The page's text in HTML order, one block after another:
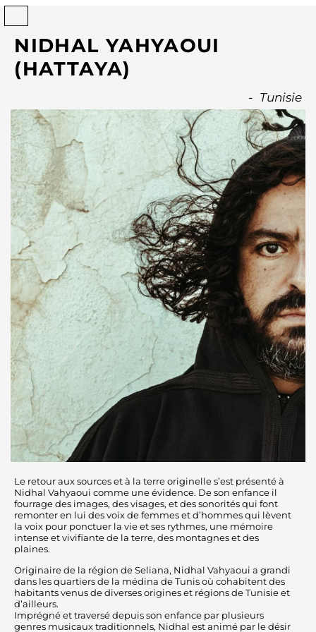
NIDHAL YAHYAOUI
(HATTAYA)
- Tunisie
Le retour aux sources et à la terre originelle s’est présenté à
Nidhal Vahyaoui comme une évidence. De son enfance il
fourrage des images, des visages, et des sonorités qui font
remonter en lui des voix de femmes et d’hommes qui lèvent
la voix pour ponctuer la vie et ses rythmes, une mémoire
intense et vivifiante de la terre, des montagnes et des
plaines.
Originaire de la région de Seliana, Nidhal Vahyaoui a grandi
dans les quartiers de la médina de Tunis où cohabitent des
habitants venus de diverses origines et régions de Tunisie et
d’ailleurs.
Imprégné et traversé depuis son enfance par plusieurs
genres musicaux traditionnels, Nidhal est animé par le désir